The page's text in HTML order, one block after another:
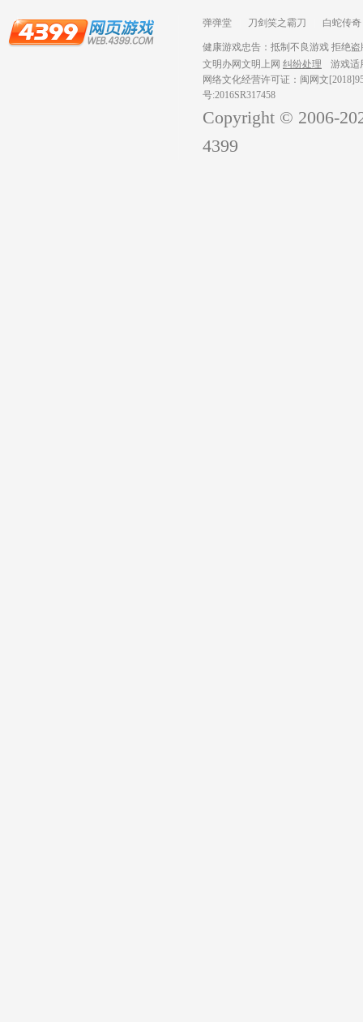
弹弹堂 刀剑笑之霸刀
白蛇传奇
健康游戏忠告：抵制不良游戏 拒绝
文明办网文明上网 纠纷处理
游戏适
网络文化经营许可证：闽网文
号:2016SR317458
Copyright © 2006-
4399